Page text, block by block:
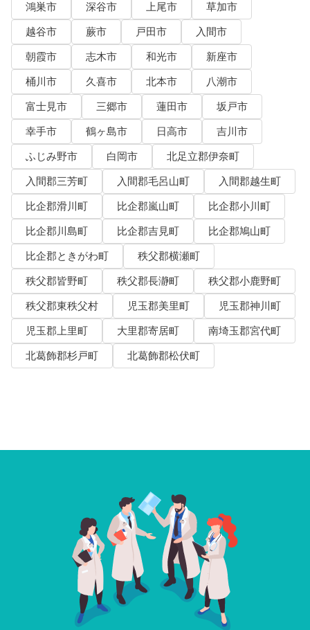
鴻巣市
深谷市 上尾市
草加市
越谷市
蕨市 戸田市
入間市
朝霞市
志木市 和光市
新座市
桶川市
久喜市 北本市
八潮市
富士見市
三郷市 蓮田市
坂戸市
幸手市
鶴ヶ島市 日高市
吉川市
ふじみ野市
白岡市
北足立郡伊奈町
入間郡三芳町
入間郡毛呂山町
入間郡越生町
比企郡滑川町
比企郡嵐山町
比企郡小川町
比企郡川島町
比企郡吉見町
比企郡鳩山町
比企郡ときがわ町
秩父郡横瀬町
秩父郡皆野町
秩父郡長瀞町
秩父郡小鹿野町
秩父郡東秩父村
児玉郡美里町
児玉郡神川町
児玉郡上里町
大里郡寄居町
南埼玉郡宮代町
北葛飾郡杉戸町
北葛飾郡松伏町